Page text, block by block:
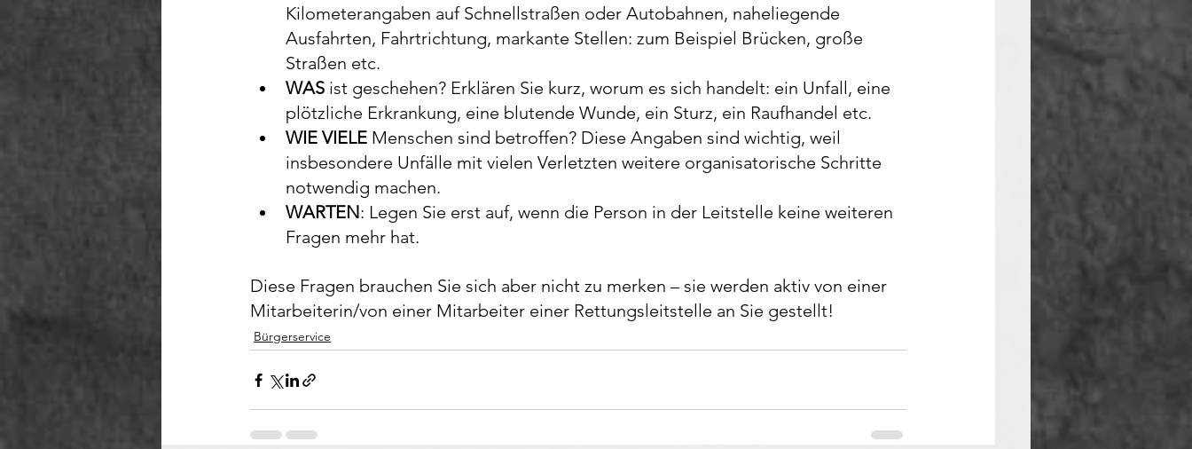
Kilometerangaben auf Schnellstraßen oder Autobahnen, naheliegende
Ausfahrten, Fahrtrichtung, markante Stellen: zum Beispiel Brücken, große
Straßen etc.
WAS ist geschehen? Erklären Sie kurz, worum es sich handelt: ein Unfall, eine
plötzliche Erkrankung, eine blutende Wunde, ein Sturz, ein Raufhandel etc.
WIE VIELE Menschen sind betroffen? Diese Angaben sind wichtig, weil
insbesondere Unfälle mit vielen Verletzten weitere organisatorische Schritte
notwendig machen.
WARTEN: Legen Sie erst auf, wenn die Person in der Leitstelle keine weiteren
Fragen mehr hat.
Diese Fragen brauchen Sie sich aber nicht zu merken – sie werden aktiv von einer
Mitarbeiterin/von einer Mitarbeiter einer Rettungsleitstelle an Sie gestellt!
Bürgerservice